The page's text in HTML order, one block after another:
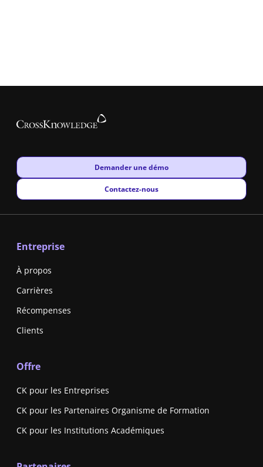
New window
Demander une démo
New window
Contactez-nous
Entreprise
À propos
Carrières
Récompenses
Clients
Offre
CK pour les Entreprises
CK pour les Partenaires Organisme de Formation
CK pour les Institutions Académiques